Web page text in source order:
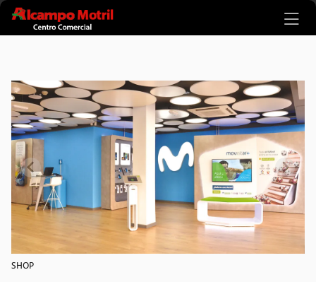
Ir al contenido principal
SHOP